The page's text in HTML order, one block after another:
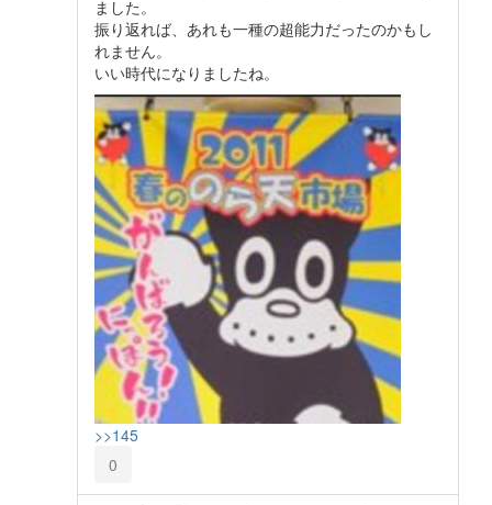
ました。
振り返れば、あれも一種の超能力だったのかもし
れません。
いい時代になりましたね。
>>145
0